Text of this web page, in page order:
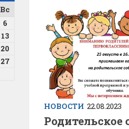
НОВОСТИ 22.08.2023
Родительское
Вс
6
13
20
27